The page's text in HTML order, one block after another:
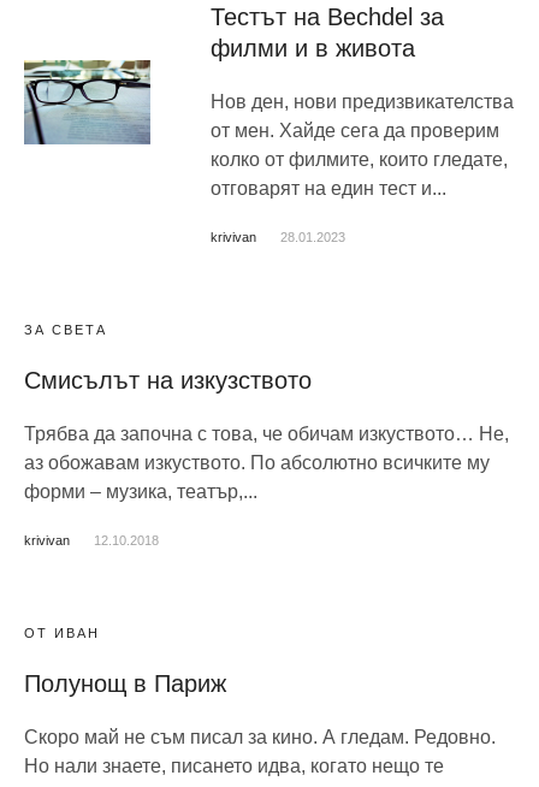
Тестът на Bechdel за
филми и в живота
Нов ден, нови предизвикателства
от мен. Хайде сега да проверим
колко от филмите, които гледате,
отговарят на един тест и...
krivivan 28.01.2023
ЗА СВЕТА
Смисълът на изкузството
Трябва да започна с това, че обичам изкуството… Не,
аз обожавам изкуството. По абсолютно всичките му
форми – музика, театър,...
krivivan 12.10.2018
ОТ ИВАН
Полунощ в Париж
Скоро май не съм писал за кино. А гледам. Редовно.
Но нали знаете, писането идва, когато нещо те